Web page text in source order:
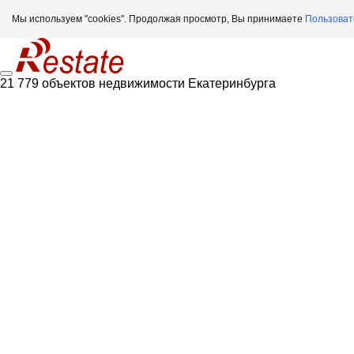
Мы используем "cookies". Продолжая просмотр, Вы принимаете
21 779 объектов недвижимости Екатеринбурга